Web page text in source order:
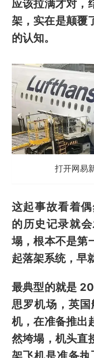
应该拉满才对，
架，实在是颠覆
的认知。
打开网易
这起事故看着
的历史记录就
塌，根本不是第
起落架系统，早
最典型的就是
思罗机场，英
机，在准备推出
然垮塌，机头直